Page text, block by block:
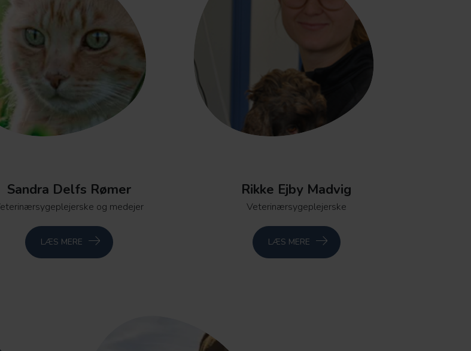
Sandra Delfs Rømer
og medejer
LÆS MERE
Rikke Ejby Madvig
Veterinærsygeplejerske
LÆS MERE